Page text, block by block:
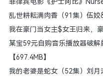
菲律宾电影《护士阿比》
乱世耕耘满肉香（91集）伍姣
我在豪门当女主$女王归来，
某宝59元自购音乐播放器破解
【697.4MB】
我的老婆是蛇女（52集）刘月